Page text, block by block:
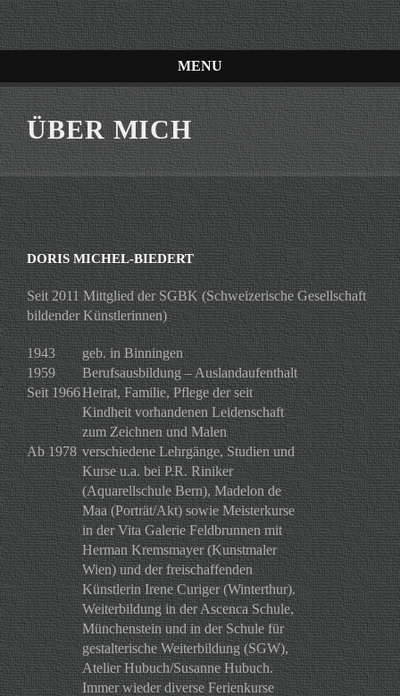
MENU
ÜBER MICH
DORIS MICHEL-BIEDERT
Seit 2011 Mittglied der SGBK (Schweizerische Gesellschaft
bildender Künstlerinnen)
1943
geb. in Binningen
1959
Berufsausbildung – Auslandaufenthalt
Seit 1966Heirat, Familie, Pflege der seit
Kindheit vorhandenen Leidenschaft
zum Zeichnen und Malen
Ab 1978 verschiedene Lehrgänge, Studien und
Kurse u.a. bei P.R. Riniker
(Aquarellschule Bern), Madelon de
Maa (Porträt/Akt) sowie Meisterkurse
in der Vita Galerie Feldbrunnen mit
Herman Kremsmayer (Kunstmaler
Wien) und der freischaffenden
Künstlerin Irene Curiger (Winterthur).
Weiterbildung in der Ascenca Schule,
Münchenstein und in der Schule für
gestalterische Weiterbildung (SGW),
Atelier Hubuch/Susanne Hubuch.
Immer wieder diverse Ferienkurse